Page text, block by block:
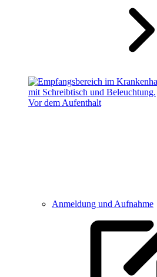
Vor dem Aufenthalt
Anmeldung und Aufnahme